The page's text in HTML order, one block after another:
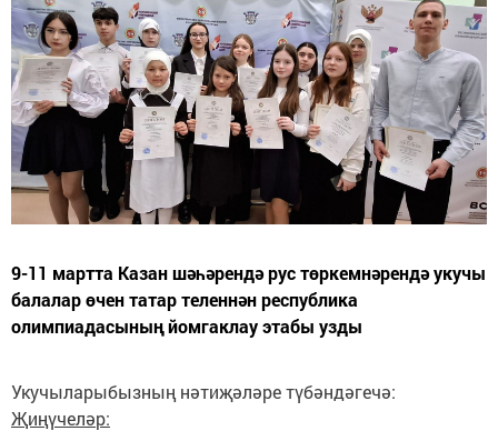
9-11 мартта Казан шәһәрендә рус төркемнәрендә укучы
балалар өчен татар теленнән республика
олимпиадасының йомгаклау этабы узды
Укучыларыбызның нәтиҗәләре түбәндәгечә:
Җиңүчеләр: